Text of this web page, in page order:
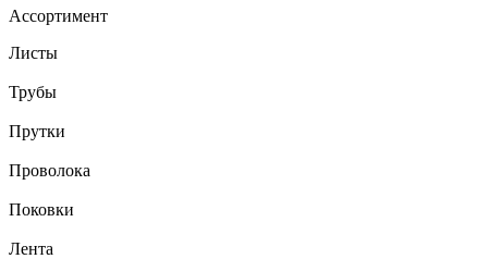
Ассортимент
Листы
Трубы
Прутки
Проволока
Поковки
Лента